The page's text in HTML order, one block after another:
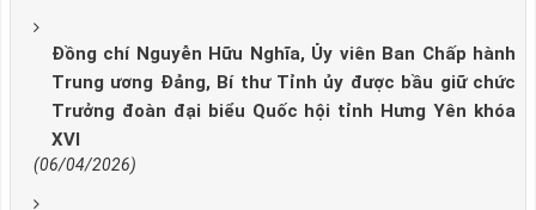
Đồng chí Nguyễn Hữu Nghĩa, Ủy viên Ban Chấp hành
Trung ương Đảng, Bí thư Tỉnh ủy được bầu giữ chức
Trưởng đoàn đại biểu Quốc hội tỉnh Hưng Yên khóa
XVI
(06/04/2026)